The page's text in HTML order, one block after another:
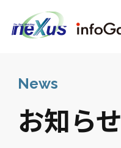
News
お知らせ